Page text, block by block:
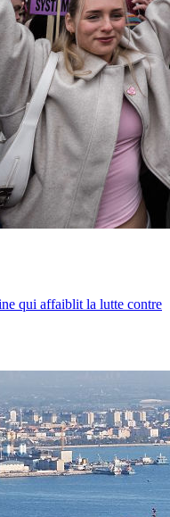
qui affaiblit la lutte contre